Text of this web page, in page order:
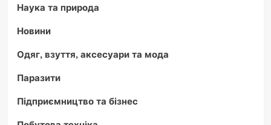
Наука та природа
Новини
Одяг, взуття, аксесуари та мода
Паразити
Підприємництво та бізнес